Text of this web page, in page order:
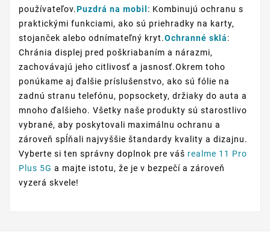
používateľov.Puzdrá na mobil : Kombinujú ochranu s
praktickými funkciami, ako sú priehradky na karty,
stojanček alebo odnímateľný kryt.Ochranné sklá:
Chránia displej pred poškriabaním a nárazmi,
zachovávajú jeho citlivosť a jasnosť.Okrem toho
ponúkame aj ďalšie príslušenstvo, ako sú fólie na
zadnú stranu telefónu, popsockety, držiaky do auta a
mnoho ďalšieho. Všetky naše produkty sú starostlivo
vybrané, aby poskytovali maximálnu ochranu a
zároveň spĺňali najvyššie štandardy kvality a dizajnu.
Vyberte si ten správny doplnok pre váš realme 11 Pro
Plus 5G a majte istotu, že je v bezpečí a zároveň
vyzerá skvele!